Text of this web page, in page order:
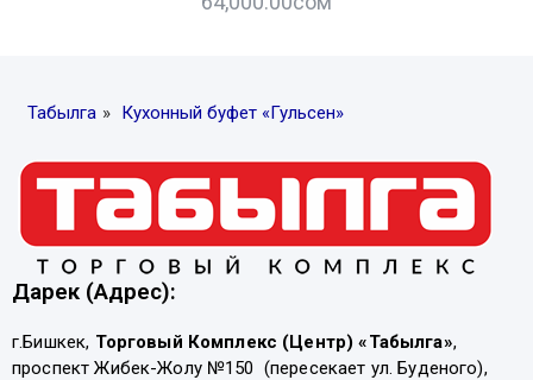
Табылга » Кухонный буфет «Гульсен»
Дарек (Адрес):
г.Бишкек, Торговый Комплекс (Центр) «Табылга»,
проспект Жибек-Жолу №150 (пересекает ул. Буденого),